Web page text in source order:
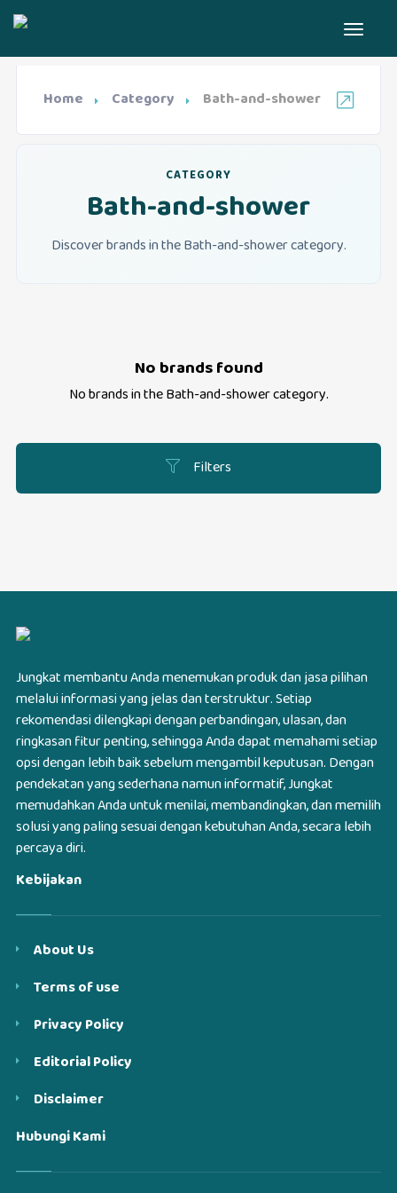
Home Category Bath-and-shower
CATEGORY
Bath-and-shower
Discover brands in the Bath-and-shower category.
Filters
No brands found
No brands in theBath-and-showercategory.
Jungkat membantu Anda menemukan produk dan jasa pilihan
melalui informasi yang jelas dan terstruktur. Setiap
rekomendasi dilengkapi dengan perbandingan, ulasan, dan
ringkasan fitur penting, sehingga Anda dapat memahami setiap
opsi dengan lebih baik sebelum mengambil keputusan. Dengan
pendekatan yang sederhana namun informatif, Jungkat
memudahkan Anda untuk menilai, membandingkan, dan memilih
solusi yang paling sesuai dengan kebutuhan Anda, secara lebih
percaya diri.
Kebijakan
About Us
Terms of use
Privacy Policy
Editorial Policy
Disclaimer
Hubungi Kami